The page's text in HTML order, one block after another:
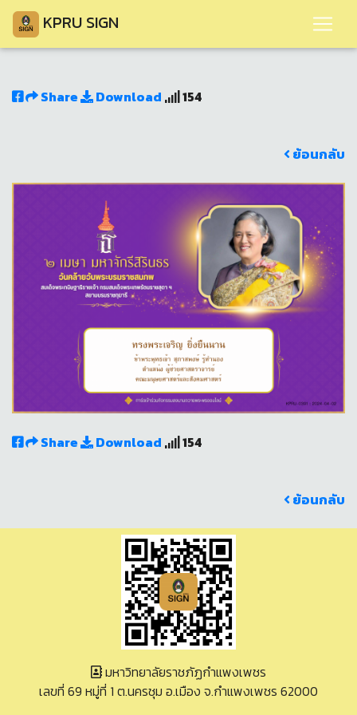
KPRU SIGN
Share Download 154
ย้อนกลับ
Share Download 154
ย้อนกลับ
มหาวิทยาลัยราชภัฏกำแพงเพชร
เลขที่ 69 หมู่ที่ 1 ต.นครชุม อ.เมือง จ.กำแพงเพชร 62000